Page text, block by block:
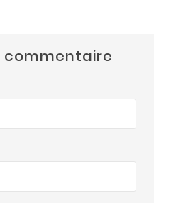
commentaire